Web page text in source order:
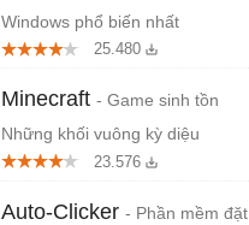
Windows phổ biến nhất
25.480
Minecraft - Game sinh tồn
Những khối vuông kỳ diệu
23.576
Auto-Clicker - Phần mềm đặt